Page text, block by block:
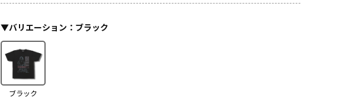
▼バリエーション ： ブラック
ブラック